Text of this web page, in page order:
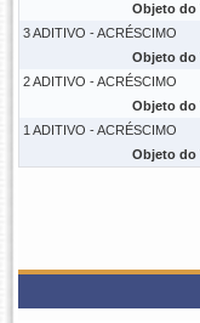
Objeto do
3 ADITIVO - ACRÉSCIMO
Objeto do
2 ADITIVO - ACRÉSCIMO
Objeto do
1 ADITIVO - ACRÉSCIMO
Objeto do